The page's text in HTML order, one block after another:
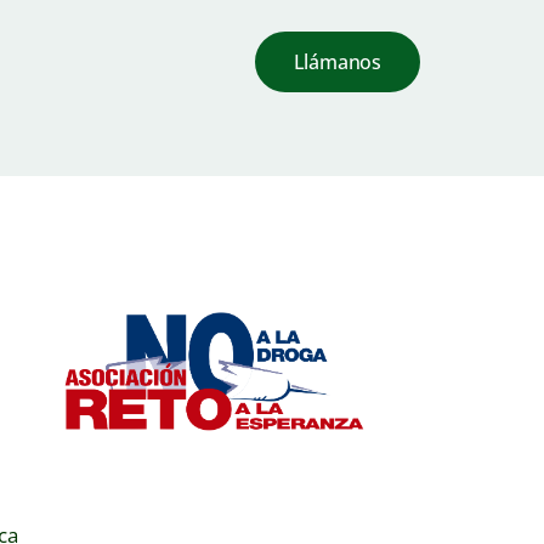
Llámanos